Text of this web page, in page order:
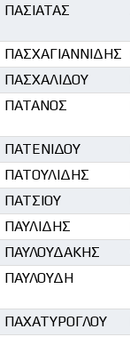
ΠΑΣΙΑΤΑΣ
ΠΑΣΧΑΓΙΑΝΝΙΔΗΣ
ΠΑΣΧΑΛΙΔΟΥ
ΠΑΤΑΝΟΣ
ΠΑΤΕΝΙΔΟΥ
ΠΑΤΟΥΛΙΔΗΣ
ΠΑΤΣΙΟΥ
ΠΑΥΛΙΔΗΣ
ΠΑΥΛΟΥΔΑΚΗΣ
ΠΑΥΛΟΥΔΗ
ΠΑΧΑΤΥΡΟΓΛΟΥ